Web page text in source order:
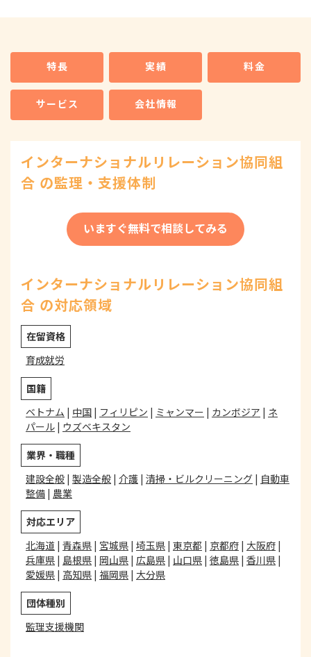
特長 実績 料金
サービス 会社情報
インターナショナルリレーション協同組
合 の監理・支援体制
いますぐ無料で相談してみる
インターナショナルリレーション協同組
合 の対応領域
在留資格
育成就労
国籍
ベトナム | 中国 | フィリピン | ミャンマー | カンボジア | ネ
パール | ウズベキスタン
業界・職種
建設全般 | 製造全般 | 介護 | 清掃・ビルクリーニング | 自動車
整備 | 農業
対応エリア
北海道 | 青森県 | 宮城県 | 埼玉県 | 東京都 | 京都府 | 大阪府 |
兵庫県 | 島根県 | 岡山県 | 広島県 | 山口県 | 徳島県 | 香川県 |
愛媛県 | 高知県 | 福岡県 | 大分県
団体種別
監理支援機関